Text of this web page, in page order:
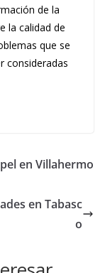
de la
la calidad de
que se
consideradas
en Villahermo
en Tabasc
o